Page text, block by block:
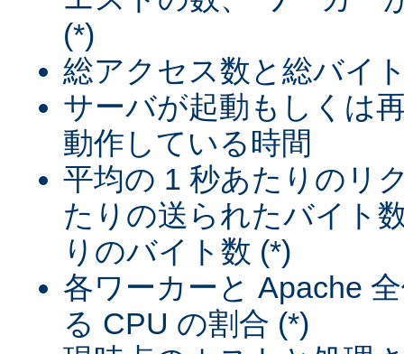
(*)
総アクセス数と総バイ
サーバが起動もしくは
動作している時間
平均の 1 秒あたりのリ
たりの送られたバイト
りのバイト数 (*)
各ワーカーと Apache
る CPU の割合 (*)